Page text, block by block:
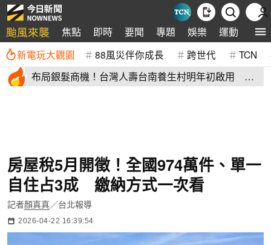
颱風來襲 焦點 即時 要聞 專題 娛樂 運動 全球
新電玩大觀園 88風災伴你成長 跨世代 TCN
布局銀髮商機！台灣人壽台南養生村明年初啟用 月
房屋稅5月開徵！全國974萬件、單一
自住占3成 繳納方式一次看
記者顏真真／台北報導
2026-04-22 16:39:54